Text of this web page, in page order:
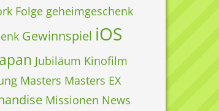
Folge geheimgeschenk
Gewinnspiel iOS
Jubiläum Kinofilm
Masters Masters EX
Missionen News